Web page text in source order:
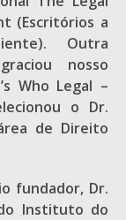
(Escritórios a
Outra
nosso
Who Legal –
o Dr.
de Direito
fundador, Dr.
Instituto do